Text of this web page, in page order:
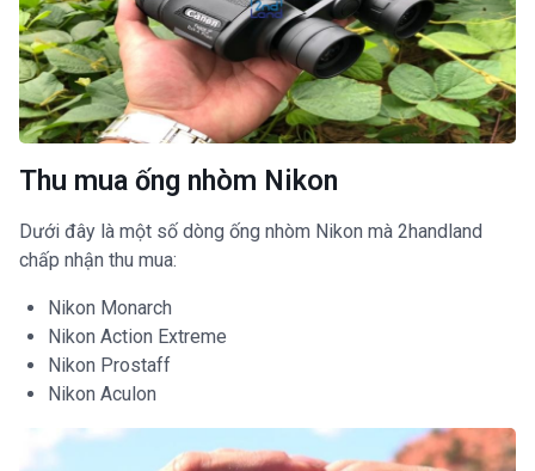
Thu mua ống nhòm Nikon
Dưới đây là một số dòng ống nhòm Nikon mà 2handland
chấp nhận thu mua:
Nikon Monarch
Nikon Action Extreme
Nikon Prostaff
Nikon Aculon